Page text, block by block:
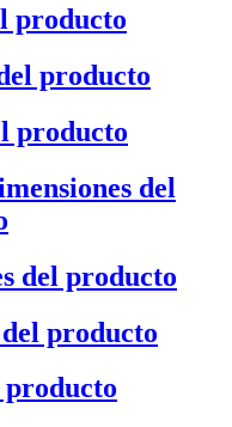
producto
producto
producto
del
del producto
producto
producto